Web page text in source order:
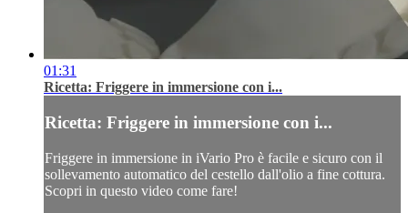
01:31
Ricetta: Friggere in immersione con i...
Ricetta: Friggere in immersione con i...
Friggere in immersione in iVario Pro è facile e sicuro con il
sollevamento automatico del cestello dall'olio a fine cottura.
Scopri in questo video come fare!